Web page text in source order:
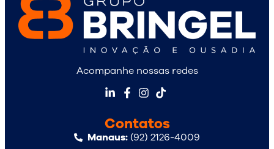
Acompanhe nossas redes
Contatos
Manaus:(92) 2126-4009